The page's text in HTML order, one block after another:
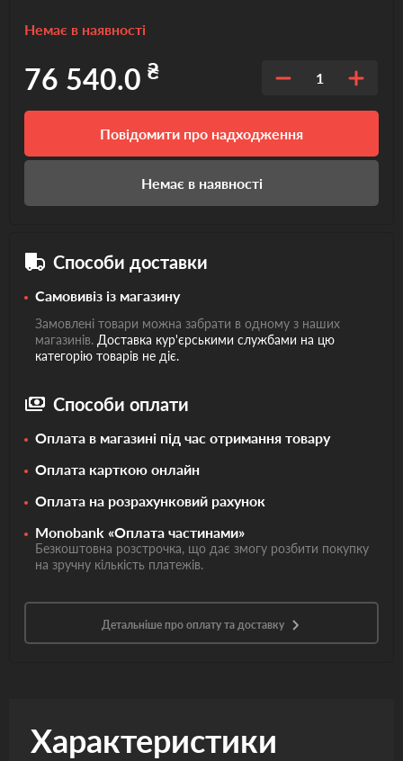
Немає в наявності
76 540.0 ₴ 1
Повідомити про надходження
Немає в наявності
Способи доставки
Самовивіз із магазину
Замовлені товари можна забрати в одному з наших
магазинів. Доставка кур'єрськими службами на цю
категорію товарів не діє.
Способи оплати
Оплата в магазині під час отримання товару
Оплата карткою онлайн
Оплата на розрахунковий рахунок
Monobank «Оплата частинами»
Безкоштовна розстрочка, що дає змогу розбити покупку
на зручну кількість платежів.
Детальніше про оплату та доставку
Характеристики